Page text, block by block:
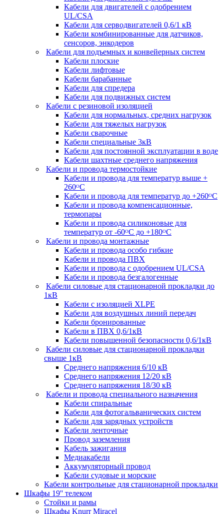
Кабели для двигателей с одобрением
UL/CSA
Кабели для серводвигателей 0,6/1 кВ
Кабели комбинированные для датчиков,
cенсоров, энкодеров
Кабели для подъемных и конвейерных систем
Кабели плоские
Кабели лифтовые
Кабели барабанные
Кабели для спредера
Кабели для подвижных систем
Кабели с резиновой изоляцией
Кабели для нормальных, средних нагрузок
Кабели для тяжелых нагрузок
Кабели сварочные
Кабели специальные 3кВ
Кабели для постоянной эксплуатации в воде
Кабели шахтные среднего напряжения
Кабели и провода термостойкие
Кабели и провода для температур выше +
260ᴼС
Кабели и провода для температур до +260ᴼС
Кабели и провода компенсационные,
термопары
Кабели и провода силиконовые для
температур от -60ᴼC до +180ᴼС
Кабели и провода монтажные
Кабели и провода особо гибкие
Кабели и провода ПВХ
Кабели и провода с одобрением UL/CSA
Кабели и провода безгалогенные
Кабели силовые для стационарной прокладки до
1кВ
Кабели c изоляцией XLPE
Кабели для воздушных линий передач
Кабели бронированные
Кабели в ПВХ 0,6/1кВ
Кабели повышенной безопасности 0,6/1кВ
Кабели силовые для стационарной прокладки
свыше 1кВ
Среднего напряжения 6/10 кВ
Среднего напряжения 12/20 кВ
Среднего напряжения 18/30 кВ
Кабели и провода специального назначения
Кабели спиральные
Кабели для фотогальванических систем
Кабели для зарядных устройств
Кабели ленточные
Провод заземления
Кабель зажигания
Медиакабели
Аккумуляторный провод
Кабели судовые и морские
Кабели контрольные для стационарной прокладки
Шкафы 19'' телеком
Стойки и рамы
Шкафы Knurr Miracel